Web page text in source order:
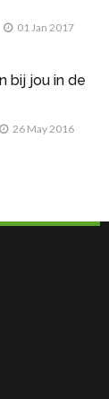
01 Jan 2017
bij jou in de
26 May 2016